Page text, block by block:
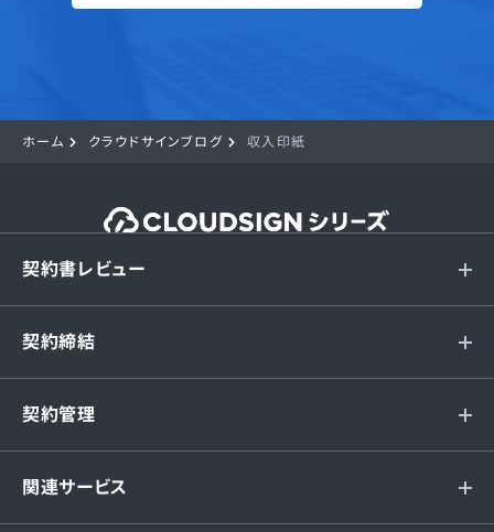
ホーム クラウドサインブログ 収入印紙
契約書レビュー
契約締結
契約管理
関連サービス